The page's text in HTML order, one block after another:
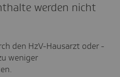
werden nicht
den HzV-Hausarzt oder -
weniger